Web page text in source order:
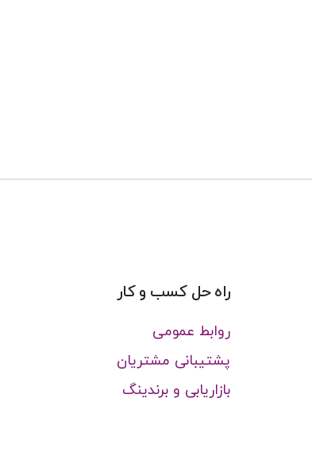
راه حل کسب و کار
روابط عمومی
پشتیبانی مشتریان
بازاریابی و برندینگ